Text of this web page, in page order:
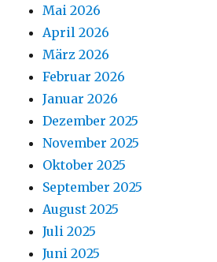
Mai 2026
April 2026
März 2026
Februar 2026
Januar 2026
Dezember 2025
November 2025
Oktober 2025
September 2025
August 2025
Juli 2025
Juni 2025